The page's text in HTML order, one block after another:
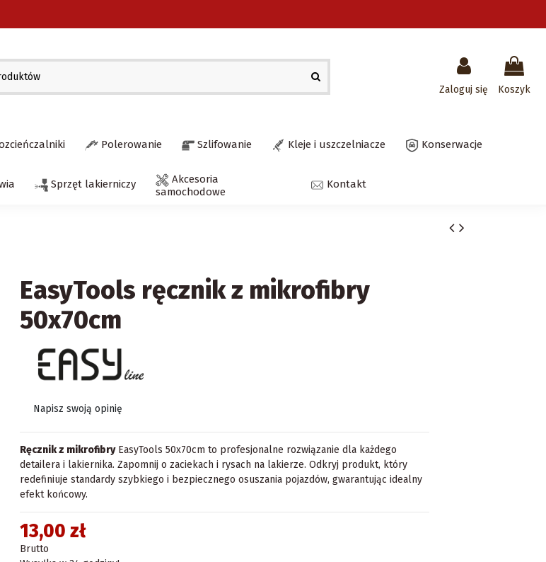
Zaloguj się Koszyk
Polerowanie Szlifowanie Kleje i uszczelniacze Konserwacje
Sprzęt lakierniczy
Akcesoria
samochodowe
Kontakt
EasyTools ręcznik z mikrofibry
50x70cm
Napisz swoją opinię
Ręcznik z mikrofibryEasyTools 50x70cm to profesjonalne rozwiązanie dla każdego
detailera i lakiernika. Zapomnij o zaciekach i rysach na lakierze. Odkryj produkt, który
redefiniuje standardy szybkiego i bezpiecznego osuszania pojazdów, gwarantując idealny
efekt końcowy.
13,00 zł
Brutto